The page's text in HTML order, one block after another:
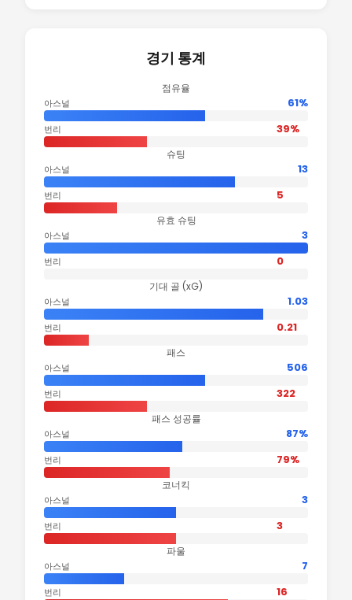
경기 통계
점유율
아스널 61%
번리 39%
슈팅
아스널 13
번리 5
유효 슈팅
아스널 3
번리 0
기대 골 (xG)
아스널 1.03
번리 0.21
패스
아스널 506
번리 322
패스 성공률
아스널 87%
번리 79%
코너킥
아스널 3
번리 3
파울
아스널 7
번리 16